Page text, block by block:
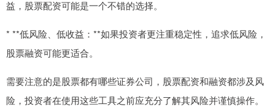
益，股票配资可能是一个不错的选择。
* **低风险、低收益：**如果投资者更注重稳定性，追求低风险，
股票融资可能更适合。
需要注意的是股票都有哪些证券公司，股票配资和融资都涉及风
险，投资者在使用这些工具之前应充分了解其风险并谨慎操作。